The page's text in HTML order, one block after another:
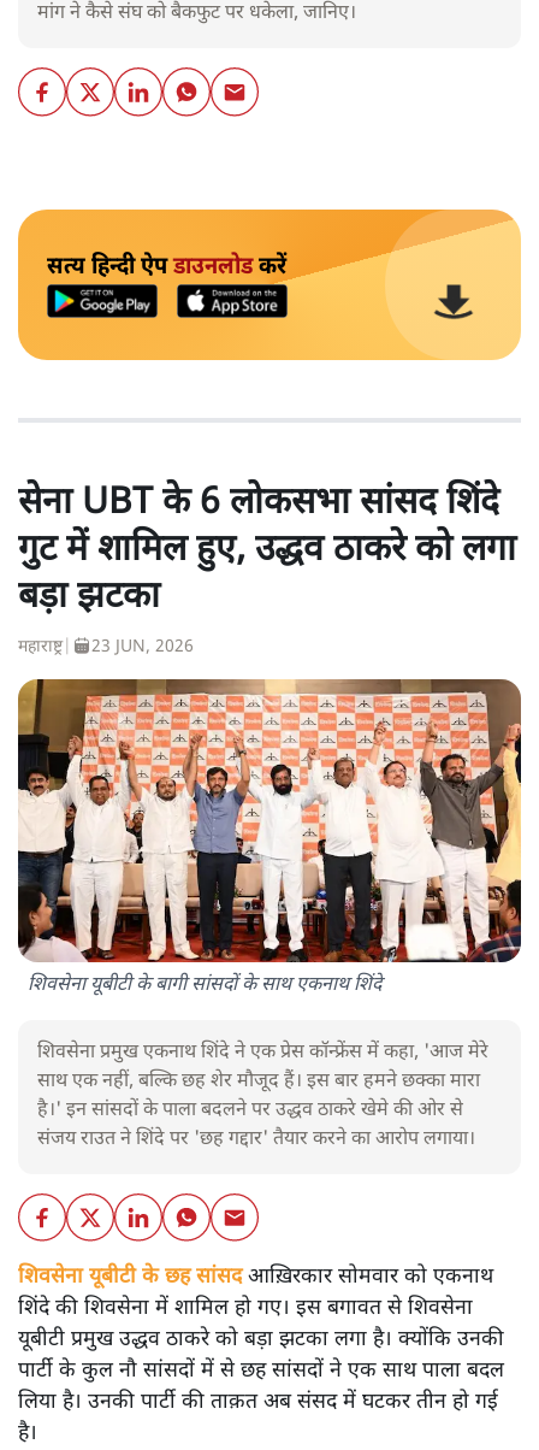
मांग ने कैसे संघ को बैकफुट पर धकेला, जानिए।
सत्य हिन्दी ऐपडाउनलोडकरें
सेना UBT के 6 लोकसभा सांसद शिंदे
गुट में शामिल हुए, उद्धव ठाकरे को लगा
बड़ा झटका
महाराष्ट्र| 23 JUN, 2026
शिवसेना यूबीटी के बागी सांसदों के साथ एकनाथ शिंदे
शिवसेना प्रमुख एकनाथ शिंदे ने एक प्रेस कॉन्फ्रेंस में कहा, 'आज मेरे
साथ एक नहीं, बल्कि छह शेर मौजूद हैं। इस बार हमने छक्का मारा
है।' इन सांसदों के पाला बदलने पर उद्धव ठाकरे खेमे की ओर से
संजय राउत ने शिंदे पर 'छह गद्दार' तैयार करने का आरोप लगाया।
शिवसेना यूबीटी के छह सांसदआख़िरकार सोमवार को एकनाथ
शिंदे की शिवसेना में शामिल हो गए। इस बगावत से शिवसेना
यूबीटी प्रमुख उद्धव ठाकरे को बड़ा झटका लगा है। क्योंकि उनकी
पार्टी के कुल नौ सांसदों में से छह सांसदों ने एक साथ पाला बदल
लिया है। उनकी पार्टी की ताक़त अब संसद में घटकर तीन हो गई
है।